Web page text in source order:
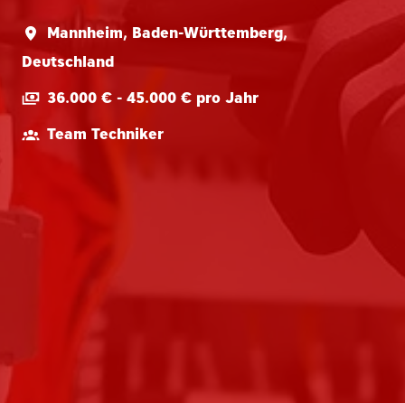
Mannheim, Baden-Württemberg,
Deutschland
36.000 € - 45.000 € pro Jahr
Team Techniker